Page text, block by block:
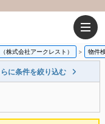
株式会社アークレスト） 物件
に条件を絞り込む